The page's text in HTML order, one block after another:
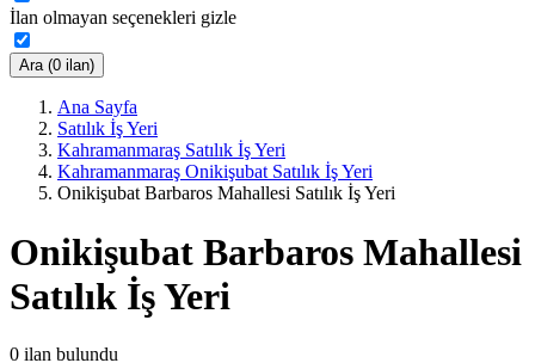
İlan olmayan seçenekleri gizle
Ara (0 ilan)
Ana Sayfa
Satılık İş Yeri
Kahramanmaraş Satılık İş Yeri
Kahramanmaraş Onikişubat Satılık İş Yeri
Onikişubat Barbaros Mahallesi Satılık İş Yeri
Onikişubat Barbaros Mahallesi
Satılık İş Yeri
0 ilan bulundu